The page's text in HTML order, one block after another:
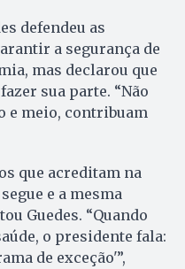
defendeu as
a segurança de
mas declarou que
sua parte. “Não
e meio, contribuam
que acreditam na
e a mesma
Guedes. “Quando
o presidente fala:
de exceção'”,